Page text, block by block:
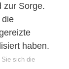
zur Sorge.
die
haben.
Sie sich die